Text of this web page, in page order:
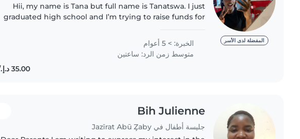
المفضلة لدى الأسر
Hii, my name is Tana but full name is Tanatswa. I just
graduated high school and I’m trying to raise funds for
personal..
الخبرة: > 5 أعوام
متوسط زمن الرد: ساعتين
Bih Julienne
جليسة أطفال في Jazīrat Abū Z̧aby